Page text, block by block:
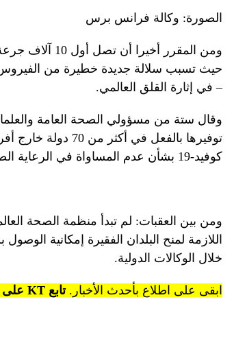
الصورة: وكالة فرانس برس
حيث تسبب سلالة جديدة خطيرة من
– في إثارة القلق العالمي.
وقال ستة من مسؤولي الصحة العامة
توفيرها بالفعل في
كوفيد-19 بشأن عدم المساواة في الرعاية الصحية العالمية كانت بطيئة في إحداث التغيير.
ومن بين العقبات: لم تبدأ منظمة الصحة
اللازمة لمنح البلدان الفقيرة إمكانية
خلال الوكالات الدولية.
ابقى على اطلاع بأحدث الأخبار.تابع KT على قنوات WhatsApp.